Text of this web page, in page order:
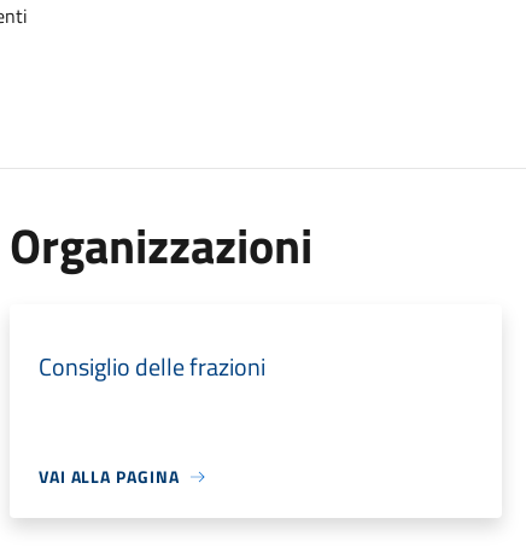
Organizzazioni
Consiglio delle frazioni
VAI ALLA PAGINA